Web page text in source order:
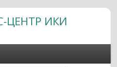
ЦЕНТР ИКИ